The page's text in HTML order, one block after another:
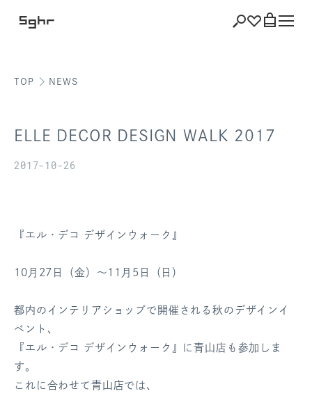
ショッピング バッグを見る
TOP NEWS
ELLE DECOR DESIGN WALK 2017
2017-10-26
『エル・デコ デザインウォーク』
10月27日（金）～11月5日（日）
都内のインテリアショップで開催される秋のデザインイ
ベント、
『エル・デコ デザインウォーク』に青山店も参加しま
す。
これに合わせて青山店では、